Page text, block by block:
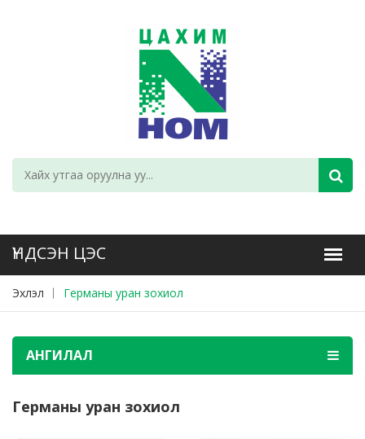
Эхлэл Германы уран зохиол
АНГИЛАЛ
Германы уран зохиол